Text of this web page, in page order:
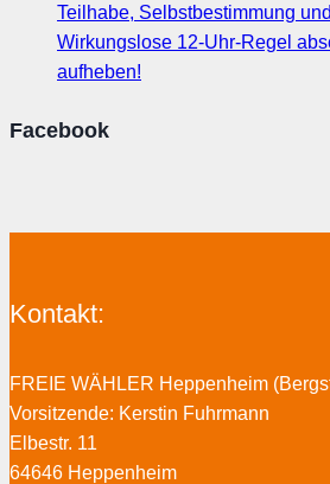
Teilhabe, Selbstbestimmung
Wirkungslose 12-Uhr-Regel
aufheben!
Facebook
Kontakt:
FREIE WÄHLER Heppenheim
Vorsitzende: Kerstin Fuhrmann
Elbestr. 11
64646 Heppenheim